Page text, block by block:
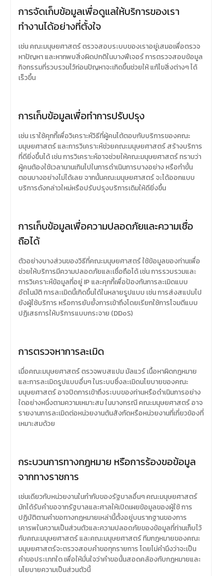
การจัดเก็บข้อมูลเพื่อดูแลให้บริการของเรา
ทำงานได้อย่างที่ตั้งใจ
เช่น คณะมนุษยศาสตร์ ตรวจสอบระบบของเราอยู่เสมอเพื่อตรวจ
หาปัญหา และหากพบสิ่งผิดปกติในบางฟีเจอร์ การตรวจสอบข้อมูล
กิจกรรมที่รวบรวมไว้ก่อนปัญหาจะเกิดขึ้นช่วยให้ แก้ไขสิ่งต่างๆ ได้
เร็วขึ้น
การเก็บข้อมูลเพื่อทำการปรับปรุง
เช่น เราใช้คุกกี้เพื่อวิเคราะห์วิธีที่ผู้คนโต้ตอบกับบริการของคณะ
มนุษยศาสตร์ และการวิเคราะห์ช่วยคณะมนุษยศาสตร์ สร้างบริการ
ที่ดียิ่งขึ้นได้ เช่น การวิเคราะห์อาจช่วยให้คณะมนุษยศาสตร์ ทราบว่า
ผู้คนต้องใช้เวลานานเกินไปในการดำเนินการบางอย่าง หรือทำขั้น
ตอนบางอย่างไม่ได้เลย จากนั้นคณะมนุษยศาสตร์ จะได้ออกแบบ
บริการดังกล่าวใหม่หรือปรับปรุงบริการเดิมให้ดียิ่งขึ้น
การเก็บข้อมูลเพื่อความปลอดภัยและความเชื่อ
ถือได้
ตัวอย่างบางส่วนของวิธีที่คณะมนุษยศาสตร์ ใช้ข้อมูลของท่านเพื่อ
ช่วยให้บริการมีความปลอดภัยและเชื่อถือได้ เช่น การรวบรวมและ
การวิเคราะห์ข้อมูลที่อยู่ IP และคุกกี้เพื่อป้องกันการละเมิดแบบ
อัตโนมัติ การละเมิดนี้เกิดขึ้นได้ในหลายรูปแบบ เช่น การส่งสแปมไป
ยังผู้ใช้บริการ หรือการยับยั้งการเข้าถึงโดยเรียกใช้การโจมตีแบบ
ปฏิเสธการให้บริการแบบกระจาย (DDoS)
การตรวจหาการละเมิด
เมื่อคณะมนุษยศาสตร์ ตรวจพบสแปม มัลแวร์ เนื้อหาผิดกฎหมาย
และการละเมิดรูปแบบอื่นๆ ในระบบซึ่งละเมิดนโยบายของคณะ
มนุษยศาสตร์ อาจปิดการเข้าถึงระบบของท่านหรือดำเนินการอย่าง
ใดอย่างหนึ่งตามความเหมาะสม ในบางกรณี คณะมนุษยศาสตร์ อาจ
รายงานการละเมิดต่อหน่วยงานต้นสังกัดหรือหน่วยงานที่เกี่ยวข้องที่
เหมาะสมด้วย
กระบวนการทางกฎหมาย หรือการร้องขอข้อมูล
จากทางราชการ
เช่นเดียวกับหน่วยงานในกำกับของรัฐบาลอื่นๆ คณะมนุษยศาสตร์
มักได้รับคำขอจากรัฐบาลและศาลให้เปิดเผยข้อมูลของผู้ใช้ การ
ปฏิบัติตามคำขอทางกฎหมายเหล่านี้ตั้งอยู่บนรากฐานของการ
เคารพในความเป็นส่วนตัวและความปลอดภัยของข้อมูลที่ท่านเก็บไว้
กับคณะมนุษยศาสตร์ และคณะมนุษยศาสตร์ ทีมกฎหมายของคณะ
มนุษยศาสตร์จะตรวจสอบคำขอทุกรายการ โดยไม่คำนึงว่าจะเป็น
คำขอประเภทใด เพื่อให้มั่นใจว่าคำขอนั้นสอดคล้องกับกฎหมายและ
นโยบายความเป็นส่วนตัวนี้